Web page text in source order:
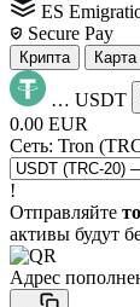
ES
Secure Pay
Крипта
… USDT
0.00 EUR
Сеть: Tron
!
Отправляйте
активы будут
Адрес